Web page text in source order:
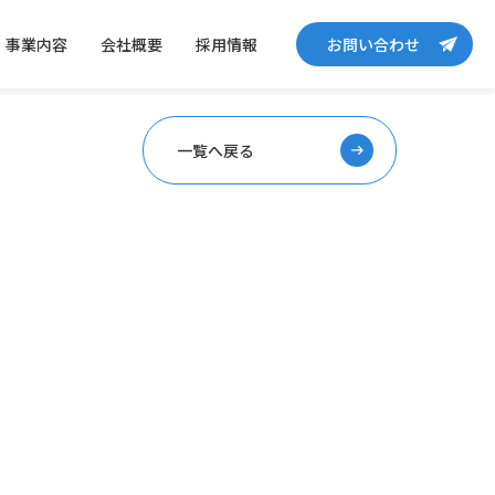
事業内容 会社概要 採用情報 お問い合わせ
一覧へ戻る